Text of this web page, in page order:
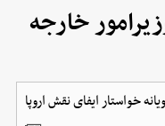
خارجه
خواستار ایفای نقش اروپا